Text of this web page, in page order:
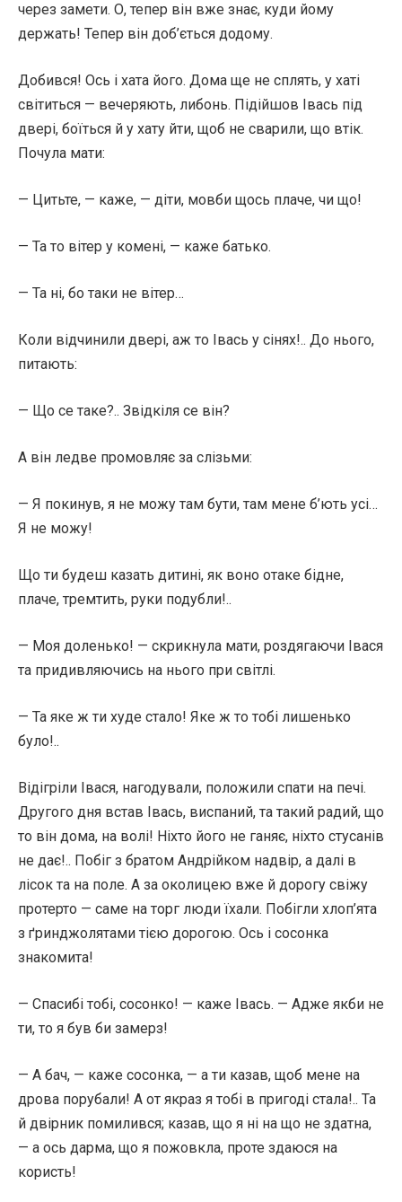
через замети. О, тепер він вже знає, куди йому
держать! Тепер він доб’ється додому.
Добився! Ось і хата його. Дома ще не сплять, у хаті
світиться — вечеряють, либонь. Підійшов Івась під
двері, боїться й у хату йти, щоб не сварили, що втік.
Почула мати:
— Цитьте, — каже, — діти, мовби щось плаче, чи що!
— Та то вітер у комені, — каже батько.
— Та ні, бо таки не вітер…
Коли відчинили двері, аж то Івась у сінях!.. До нього,
питають:
— Що се таке?.. Звідкіля се він?
А він ледве промовляє за слізьми:
— Я покинув, я не можу там бути, там мене б’ють ycі…
Я не можу!
Що ти будеш казать дитині, як воно отаке бідне,
плаче, тремтить, руки подубли!..
— Моя доленько! — скрикнула мати, роздягаючи Івася
та придивляючись на нього при світлі.
— Та яке ж ти худе стало! Яке ж то тобі лишенько
було!..
Відігріли Івася, нагодували, положили спати на печі.
Другого дня встав Івась, виспаний, та такий радий, що
то він дома, на волі! Ніхто його не ганяє, ніхто стусанів
не дaє!.. Побіг з братом Андрійком надвір, а далі в
лісок та на поле. А за околицею вже й дорогу свіжу
протерто — саме на торг люди їхали. Побігли хлоп’ята
з ґринджолятами тією дорогою. Ось і сосонка
знакомита!
— Спасибі тобі, сосонко! — каже Івась. — Адже якби не
ти, то я був би замерз!
— А бач, — каже сосонка, — а ти казав, щоб мене на
дрова порубали! А от якраз я тобі в пригоді стала!.. Та
й двірник помилився; казав, що я ні на що не здатна,
— а ось дарма, що я пожовкла, проте здаюся на
користь!